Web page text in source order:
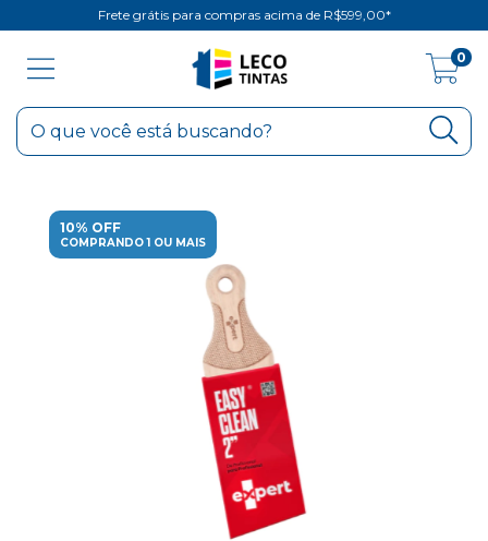
Frete grátis para compras acima de R$599,00*
0
10% OFF
COMPRANDO 1 OU MAIS